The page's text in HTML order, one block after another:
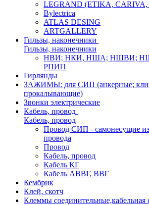
LEGRAND (ETIKA,
Bylectrica
ATLAS DESING
ARTGALLERY
Гильзы, наконечники
Гильзы, наконечники
НВИ; НКИ, НША; НШВИ;
РПИП
Гирлянды
ЗАЖИМЫ: для СИП (анкерные;
прокалывающие)
Звонки электрические
Кабель, провод
Кабель, провод
Провод СИП - самонесущие
провода
Провод
Кабель, провод
Кабель КГ
Кабель АВВГ, ВВГ
Кембрик
Клей, скотч
Клеммы соединительные,кабельная